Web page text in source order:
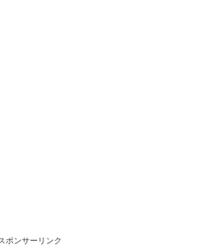
ポンサーリンク